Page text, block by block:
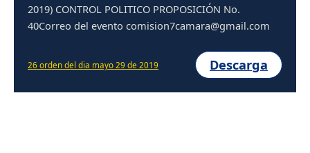
2019) CONTROL POLITICO PROPOSICIÓN No.
40Correo del evento comision7camara@gmail.com
26 orden del dia mayo 29 de 2019 Descarga